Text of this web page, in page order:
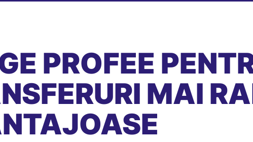
PROFEE
MAI